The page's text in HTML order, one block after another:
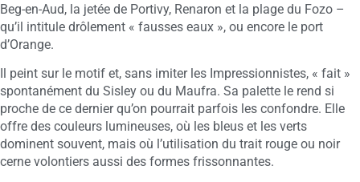
Beg-en-Aud, la jetée de Portivy, Renaron et la plage du Fozo –
qu’il intitule drôlement « fausses eaux », ou encore le port
d’Orange.
Il peint sur le motif et, sans imiter les Impressionnistes, « fait »
spontanément du Sisley ou du Maufra. Sa palette le rend si
proche de ce dernier qu’on pourrait parfois les confondre. Elle
offre des couleurs lumineuses, où les bleus et les verts
dominent souvent, mais où l’utilisation du trait rouge ou noir
cerne volontiers aussi des formes frissonnantes.